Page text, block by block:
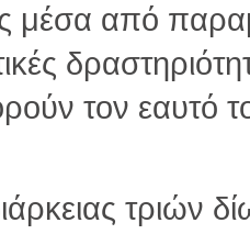
μέσα από
τον εαυτό
τριών